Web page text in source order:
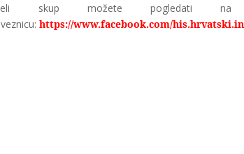
skup možete pogledati
https://www.facebook.com/